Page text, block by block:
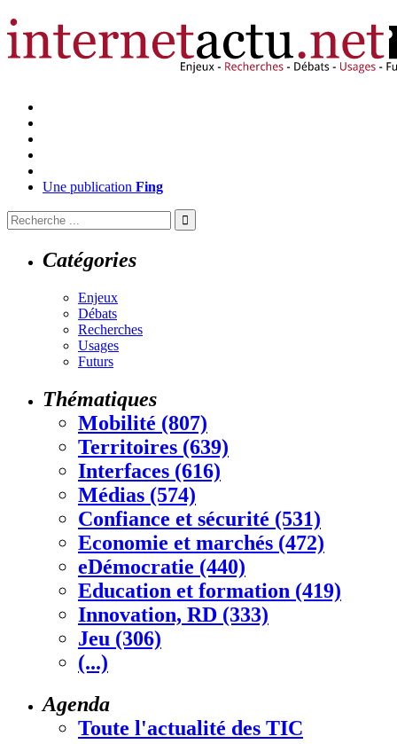
Une publication Fing
Catégories
Enjeux
Débats
Recherches
Usages
Futurs
Thématiques
Mobilité (807)
Territoires (639)
Interfaces (616)
Médias (574)
Confiance et sécurité (531)
Economie et marchés (472)
eDémocratie (440)
Education et formation (419)
Innovation, RD (333)
Jeu (306)
(...)
Agenda
Toute l'actualité des TIC